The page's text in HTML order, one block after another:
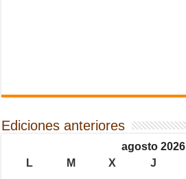
Ediciones anteriores
agosto 2026
L
M X J